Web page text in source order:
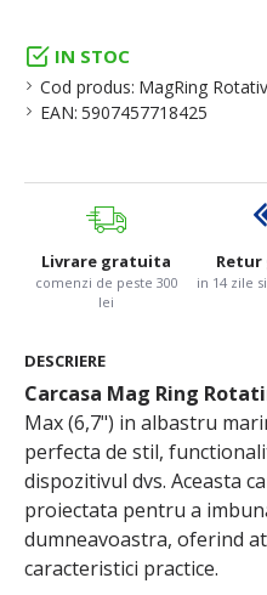
IN STOC
Cod produs: MagRing
EAN: 5907457718425
Livrare gratuita
comenzi de peste 300
lei
in 14 zile
DESCRIERE
Carcasa Mag Ring
Max (6,7") in albastru
perfecta de stil,
dispozitivul dvs. Aceasta
proiectata pentru a
dumneavoastra, oferind
caracteristici practice.